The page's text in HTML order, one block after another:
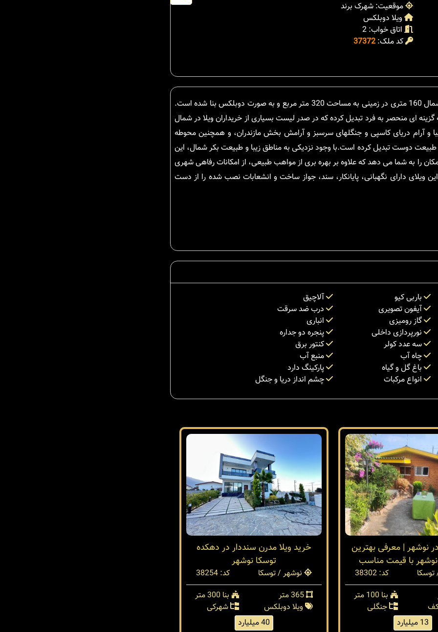
موقعیت: شهرک برند
ویلا دوبلکس
اتاق خواب: 2
کد ملک: 37372
در میانه طبیعت سرسبز شمال و در منطقه توریستی توسکا، این ویلا شمال 160 متری در زمینی به مساحت 320 متر مربع و به صورت دوبلکس بنا شده است.
به گزینه ای منحصر به فرد تبدیل کرده که در صدر لیست بسیاری از خریداران ویلا در شمال
و آرام دریای کاسپی و جنگلهای سرسبز و آرامش بخش مازندران، و همچنین محوطه
طبیعت دوست تبدیل کرده است.با وجود نزدیکی به مناطق زیبا و طبیعت بکر شمال، این
را به شما می دهد که علاوه بر بهره بری از مواهب طبیعی، از امکانات رفاهی شهری
دارای نگهبانی، پایانکار، سند، جواز ساخت و انشعابات نصب شده را از دست
باربی کیو
آلاچیق
آیفون تصویری
درب ضد سرقت
گاز رومیزی
انباری
نورپردازی داخلی
پنجره دو جداره
سه عدد کولر
کنتور برق
چاه آب
منبع آب
باغ گل و گیاه
پارکینگ دارد
انواع مرکبات
چشم انداز دریا و جنگل
نوشهر | معرفی بهترین
نوشهر با قیمت مناسب
کد: 38302
بنا 100 متر
جنگلی
13 میلیارد
خرید ویلا مدرن سنددار در دهکده
توسکا نوشهر
نوشهر / توسکا
کد: 38254
365 متر
بنا 300 متر
ویلا دوبلکس
شهرکی
40 میلیارد